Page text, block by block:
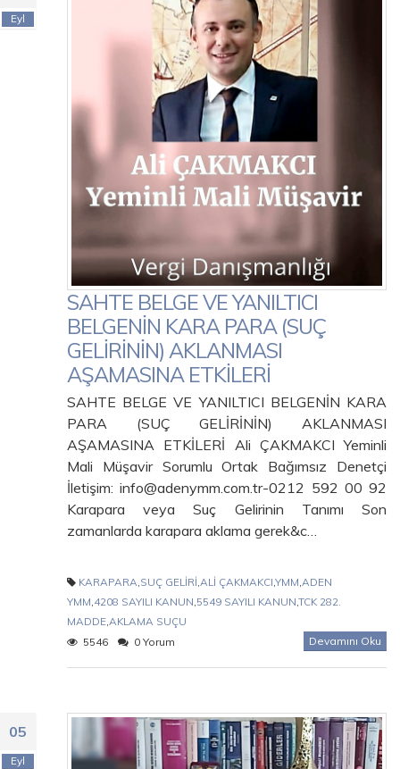
Eyl
SAHTE BELGE VE YANILTICI
BELGENİN KARA PARA (SUÇ
GELİRİNİN) AKLANMASI
AŞAMASINA ETKİLERİ
SAHTE BELGE VE YANILTICI BELGENİN KARA
PARA (SUÇ GELİRİNİN) AKLANMASI
AŞAMASINA ETKİLERİ Ali ÇAKMAKCI Yeminli
Mali Müşavir Sorumlu Ortak Bağımsız Denetçi
İletişim: info@adenymm.com.tr-0212 592 00 92
Karapara veya Suç Gelirinin Tanımı Son
zamanlarda karapara aklama gerek&c…
KARAPARA,SUÇ GELİRİ,ALİ ÇAKMAKCI,YMM,ADEN
YMM,4208 SAYILI KANUN,5549 SAYILI KANUN,TCK 282.
MADDE,AKLAMA SUÇU
5546
0 Yorum Devamını Oku
05
Eyl